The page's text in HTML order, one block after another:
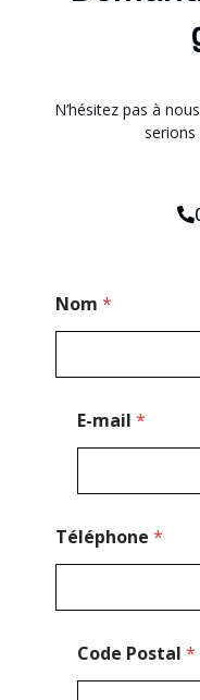
N’hésitez pas à
serions
o
d
Nom *
E-mail *
Téléphone *
Code Postal *